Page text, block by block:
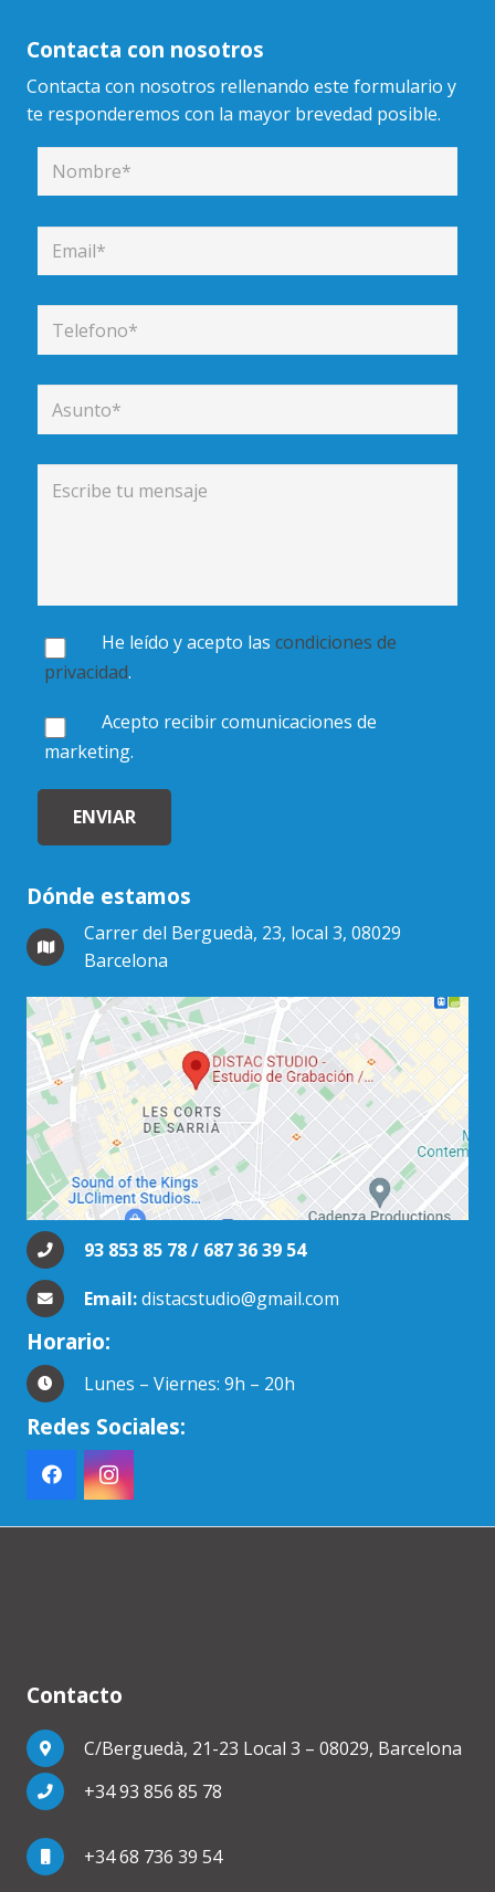
Contacta con nosotros
Contacta con nosotros rellenando este formulario y
te responderemos con la mayor brevedad posible.
He leído y acepto lascondiciones de
privacidad.
Acepto recibir comunicaciones de
marketing.
Dónde estamos
Carrer del Berguedà, 23, local 3, 08029
Barcelona
93 853 85 78 / 687 36 39 54
Email:distacstudio@gmail.com
Horario:
Lunes – Viernes: 9h – 20h
Redes Sociales:
Contacto
C/Berguedà, 21-23 Local 3 – 08029, Barcelona
+34 93 856 85 78
+34 68 736 39 54